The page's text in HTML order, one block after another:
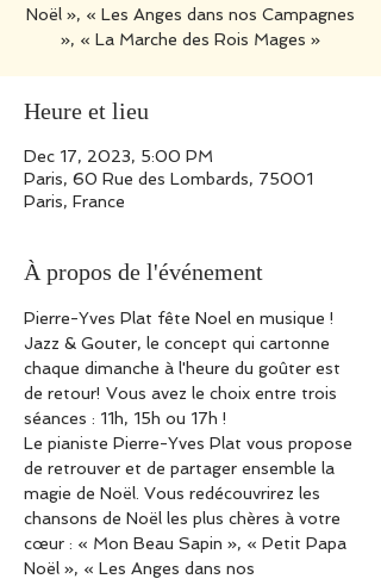
Noël », « Les Anges dans nos Campagnes
», « La Marche des Rois Mages »
Heure et lieu
Dec 17, 2023, 5:00 PM
Paris, 60 Rue des Lombards, 75001
Paris, France
À propos de l'événement
Pierre-Yves Plat fête Noel en musique !
Jazz & Gouter, le concept qui cartonne
chaque dimanche à l'heure du goûter est
de retour! Vous avez le choix entre trois
séances : 11h, 15h ou 17h !
Le pianiste Pierre-Yves Plat vous propose
de retrouver et de partager ensemble la
magie de Noël. Vous redécouvrirez les
chansons de Noël les plus chères à votre
cœur : « Mon Beau Sapin », « Petit Papa
Noël », « Les Anges dans nos